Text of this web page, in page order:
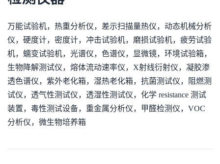
万能试验机，热重分析仪，差示扫描量热仪，动态机械分析
仪，硬度计，密度计，冲击试验机，磨损试验机，疲劳试验
机，蠕变试验机，光谱仪，色谱仪，显微镜，环境试验箱，
生物降解测试仪，熔体流动速率仪，X射线衍射仪，凝胶渗
透色谱仪，紫外老化箱，湿热老化箱，抗菌测试仪，阻燃测
试仪，透气性测试仪，透湿性测试仪，化学 resistance 测试
装置，毒性测试设备，重金属分析仪，甲醛检测仪，VOC
分析仪，微生物培养箱